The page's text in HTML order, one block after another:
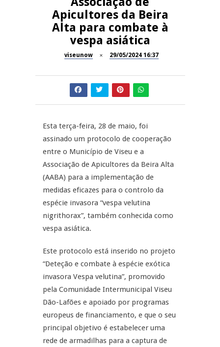
Inauguração Loja do Cidadão
S.J. Pesqueira
Barrelas Summer Fest em Vila
Nova de Paiva
Now Opinião – Carolina
Almeida: Documentários de
Tauromaquia na RTP
Económicas de Aguiar da Beira
A Juiz Esclarece – Medidas a
executar no meio natural de
vida
Apicultores da Beira
Alta para combate à
vespa asiática
viseunow 29/05/2024 16:37
Esta terça-feira, 28 de maio, foi
assinado um protocolo de cooperação
entre o Município de Viseu e a
Associação de Apicultores da Beira Alta
(AABA) para a implementação de
medidas eficazes para o controlo da
espécie invasora “vespa velutina
nigrithorax”, também conhecida como
vespa asiática.
Este protocolo está inserido no projeto
“Deteção e combate à espécie exótica
invasora Vespa velutina”, promovido
pela Comunidade Intermunicipal Viseu
Dão-Lafões e apoiado por programas
europeus de financiamento, e que o seu
principal objetivo é estabelecer uma
rede de armadilhas para a captura de